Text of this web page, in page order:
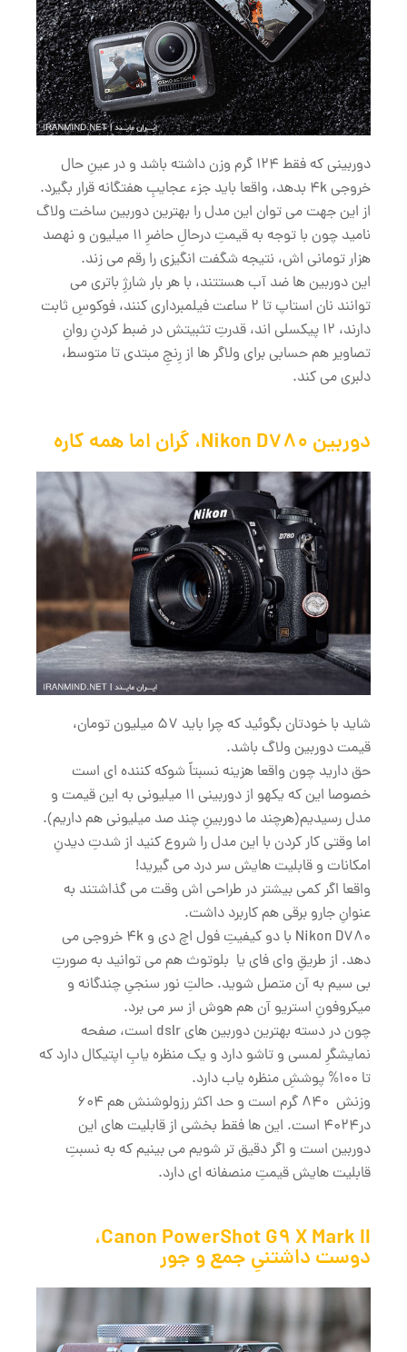
دوربینی که فقط 124 گرم وزن داشته باشد و در عینِ حال
خروجی 4k بدهد، واقعا باید جزء عجایبِ هفتگانه قرار بگیرد.
از این جهت می توان این مدل را بهترین دوربین ساخت ولاگ
نامید چون با توجه به قیمتِ درحالِ حاضرِ 11 میلیون و نهصد
هزار تومانی اش، نتیجه شگفت انگیزی را رقم می زند.
این دوربین ها ضد آب هستتند، با هر بار شارژِ باتری می
توانند نان استاپ تا 2 ساعت فیلمبرداری کنند، فوکوسِ ثابت
دارند، 12 پیکسلی اند، قدرتِ تثبیتش در ضبط کردنِ روانِ
تصاویر هم حسابی برای ولاگر ها از رِنجِ مبتدی تا متوسط،
دلبری می کند.
دوربین Nikon D780، گران اما همه کاره
شاید با خودتان بگوئید که چرا باید 57 میلیون تومان،
قیمت دوربین ولاگ باشد.
حق دارید چون واقعا هزینه نسبتاً شوکه کننده ای است
خصوصا این که یکهو از دوربینی 11 میلیونی به این قیمت و
مدل رسیدیم(هرچند ما دوربینِ چند صد میلیونی هم داریم).
اما وقتی کار کردن با این مدل را شروع کنید از شدتِ دیدنِ
امکانات و قابلیت هایش سر درد می گیرید!
واقعا اگر کمی بیشتر در طراحی اش وقت می گذاشتند به
عنوانِ جارو برقی هم کاربرد داشت.
Nikon D780 با دو کیفیتِ فول اچ دی و 4k خروجی می
دهد. از طریقِ وای فای یا بلوتوث هم می توانید به صورتِ
بی سیم به آن متصل شوید. حالتِ نور سنجیِ چندگانه و
میکروفونِ استریو آن هم هوش از سر می برد.
چون در دسته بهترین دوربین های dslr است، صفحه
نمایشگرِ لمسی و تاشو دارد و یک منظره یابِ اپتیکال دارد که
تا 100% پوششِ منظره یاب دارد.
وزنش 840 گرم است و حد اکثر رزولوشنش هم 604
در4024 است. این ها فقط بخشی از قابلیت های این
دوربین است و اگر دقیق تر شویم می بینیم که به نسبتِ
قابلیت هایش قیمتِ منصفانه ای دارد.
Canon PowerShot G9 X Mark II،
دوست داشتنیِ جمع و جور